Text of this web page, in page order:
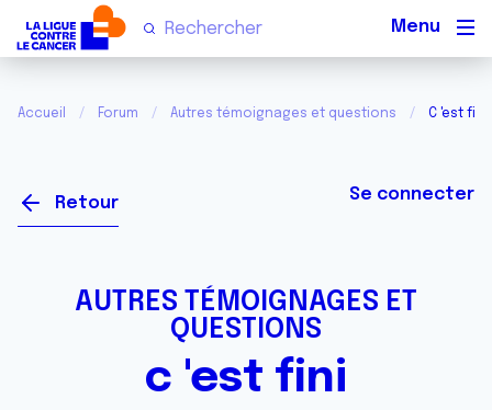
Accueil Forum Autres témoignages et questions C 'est fini
Retour Se connecter
AUTRES TÉMOIGNAGES ET
QUESTIONS
c 'est fini